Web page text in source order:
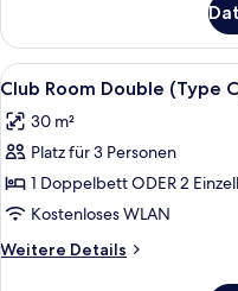
(Type
A)
anzeigen
Double
Room
with
Terrace
(Type
Alle
Fotos
für
Club
Room
Double
(Type
C)
2
Club Room Double (Type
30 m²
Platz für 3 Personen
1 Doppelbett ODER 2
Kostenloses WLAN
Weitere Details
Weitere